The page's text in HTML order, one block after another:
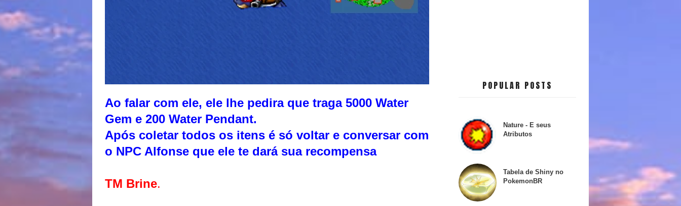
Ao falar com ele, ele lhe pedira que traga 5000 Water
Gem e 200 Water Pendant.
Após coletar todos os itens é só voltar e conversar com
o NPC Alfonse que ele te dará sua recompensa
TM Brine.
POPULAR POSTS
Nature - E seus
Atributos
Tabela de Shiny no
PokemonBR